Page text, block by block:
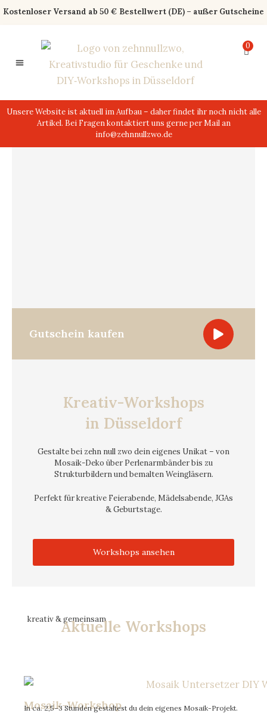
Zum
Kostenloser Versand ab 50 € Bestellwert (DE) – außer Gutscheine
0
Unsere Website ist aktuell im Aufbau – daher findet ihr noch nicht alle
Artikel. Bei Fragen kontaktiert uns gerne per Mail an
info@zehnnullzwo.de
Gutschein kaufen
Kreativ-Workshops
in Düsseldorf
Gestalte bei zehn null zwo dein eigenes Unikat – von
Mosaik-Deko über Perlenarmbänder bis zu
Strukturbildern und bemalten Weingläsern.
Perfekt für kreative Feierabende, Mädelsabende, JGAs
& Geburtstage.
Workshops ansehen
kreativ & gemeinsam
Aktuelle Workshops
Mosaik-Workshop
In ca. 2,5–3 Stunden gestaltest du dein eigenes Mosaik-Projekt.